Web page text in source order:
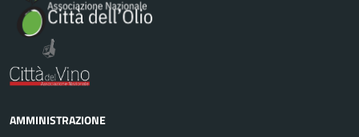
AMMINISTRAZIONE